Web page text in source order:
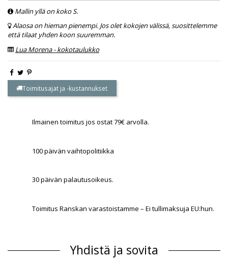
Mallin yllä on koko S.
Alaosa on hieman pienempi. Jos olet kokojen välissä, suosittelemme
että tilaat yhden koon suuremman.
Lua Morena - kokotaulukko
Toimitusajat ja -kustannukset
Ilmainen toimitus jos ostat 79€ arvolla.
100 päivän vaihtopolitiikka
30 päivän palautusoikeus.
Toimitus Ranskan varastoistamme – Ei tullimaksuja EU:hun.
Yhdistä ja sovita